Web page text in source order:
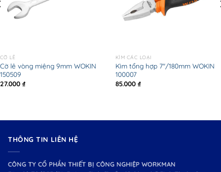
CỜ LÊ
Cờ lê vòng miệng 9mm WOKIN
150509
27.000 ₫
KÌM CÁC LOẠI
Kìm tổng hợp 7″/180mm WOKIN
100007
85.000 ₫
THÔNG TIN LIÊN HỆ
CÔNG TY CỔ PHẦN THIẾT BỊ CÔNG NGHIỆP WORKMAN